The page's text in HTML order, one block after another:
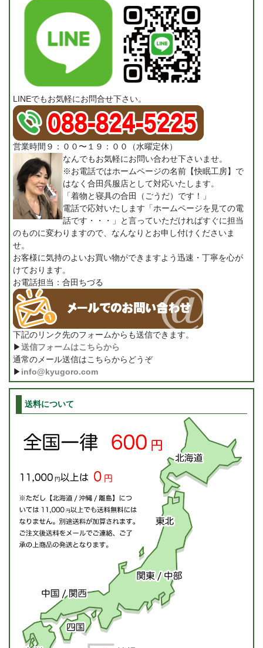
LINEでもお気軽にお問合せ下さい。
営業時間９：００〜１９：００（水曜定休）
なんでもお気軽にお問い合わせ下さいませ。
※お電話ではホームページの名前【快眠工房】で
はなく合田呉服店として対応いたします。
「着物と寝具の合田（ごうだ）です！」
電話で応対いたします「ホームページを見ての電
話です・・・」と言っていただければすぐに担当
のものに変わりますので、なんなりとお申し付けくださいま
せ。
お客様に気持のよいお買い物ができますよう迅速・丁寧を心が
けております。
お電話担当：合田ちづる
下記のリンク先のフォームからも送信できます。
▶送信フォームはこちらから
通常のメール送信はこちらからどうぞ
▶ info@kyugoro.com
送料について